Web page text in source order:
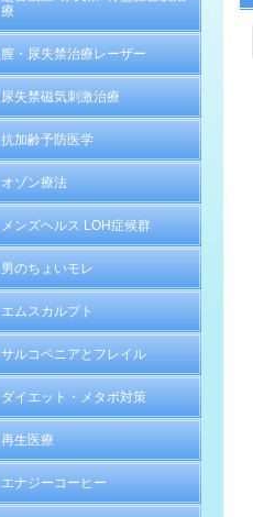
療
膣・尿失禁治療レーザー
尿失禁磁気刺激治療
抗加齢予防医学
オゾン療法
メンズヘルス LOH症候群
男のちょいモレ
エムスカルプト
サルコペニアとフレイル
ダイエット・メタボ対策
再生医療
エナジーコーヒー